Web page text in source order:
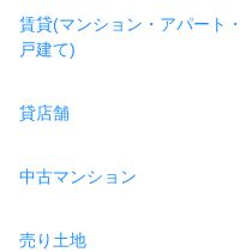
賃貸(マンション・アパート
戸建て)
貸店舗
中古マンション
売り土地